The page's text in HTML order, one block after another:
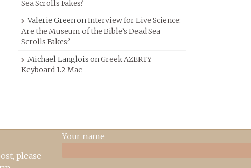
Sea Scrolls Fakes?
Valerie GreenonInterview for Live Science:
Are the Museum of the Bible’s Dead Sea
Scrolls Fakes?
Michael Langlois onGreek AZERTY
Keyboard 1.2 Mac
please
Your name